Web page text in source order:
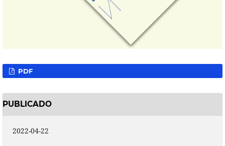
PDF
PUBLICADO
2022-04-22